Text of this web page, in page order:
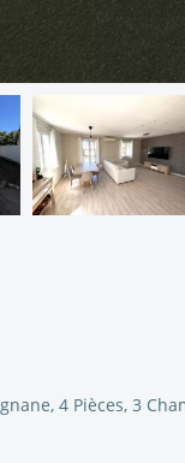
4 Pièces, 3